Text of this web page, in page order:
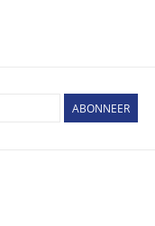
ABONNEER